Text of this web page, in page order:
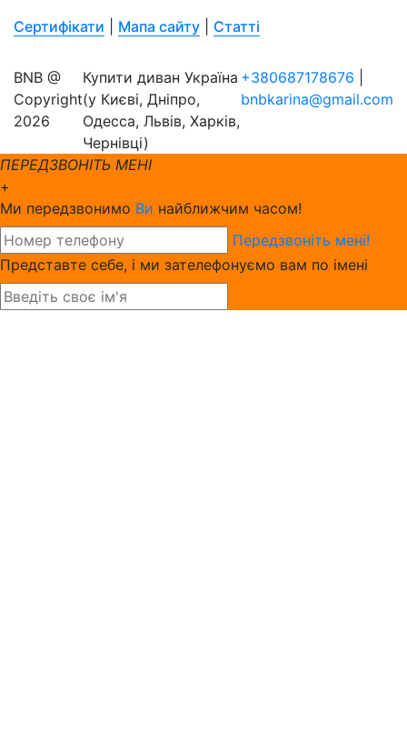
Сертифікати
Мапа сайту Статті
BNB @
Copyright
2026
Купити диван Україна
(у Києві, Дніпро,
Одесса, Львів, Харків,
Чернівці)
+380687178676
bnbkarina@gmail.com
ПЕРЕДЗВОНІТЬ МЕНІ
+
Ми передзвонимо Ви найближчим часом!
Передзвоніть мені!
Представте себе, і ми зателефонуємо вам по імені